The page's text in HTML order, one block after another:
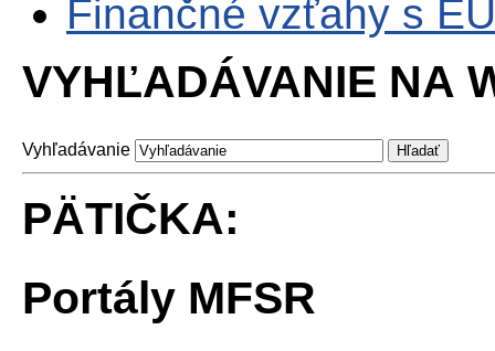
Finančné vzťahy s EÚ
VYHĽADÁVANIE NA
Vyhľadávanie
PÄTIČKA:
Portály MFSR